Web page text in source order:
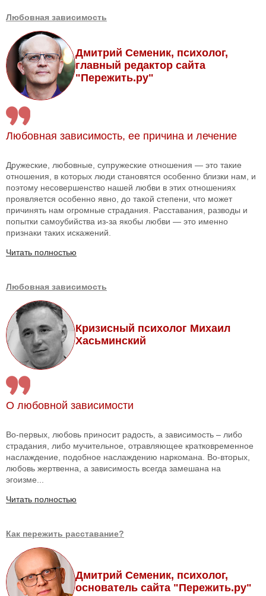
Любовная зависимость
Дмитрий Семеник, психолог,
главный редактор сайта
"Пережить.ру"
Любовная зависимость, ее причина и лечение
Дружеские, любовные, супружеские отношения — это такие
отношения, в которых люди становятся особенно близки нам, и
поэтому несовершенство нашей любви в этих отношениях
проявляется особенно явно, до такой степени, что может
причинять нам огромные страдания. Расставания, разводы и
попытки самоубийства из-за якобы любви — это именно
признаки таких искажений.
Читать полностью
Любовная зависимость
Кризисный психолог Михаил
Хасьминский
О любовной зависимости
Во-первых, любовь приносит радость, а зависимость – либо
страдания, либо мучительное, отравляющее кратковременное
наслаждение, подобное наслаждению наркомана. Во-вторых,
любовь жертвенна, а зависимость всегда замешана на
эгоизме...
Читать полностью
Как пережить расставание?
Дмитрий Семеник, психолог,
основатель сайта "Пережить.ру"